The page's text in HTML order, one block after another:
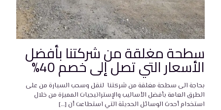
سطحة مغلقة من شركتنا بأفضل
الأسعار التي تصل إلى خصم 40%
بحاجة الى سطحة مغلقة من شركتنا لنقل وسحب السيارة من على
الطرق العامة بأفضل الأساليب والإستراتيجيات المميزة من خلال
استخدام أحدث الوسائل الحديثة التي استطاعت أن […]